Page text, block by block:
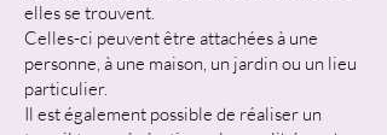
elles se trouvent.
Celles-ci peuvent être attachées à une
personne, à une maison, un jardin ou un lieu
particulier.
Il est également possible de réaliser un